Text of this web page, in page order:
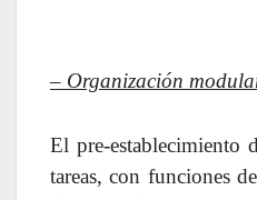
– Organización
El pre-establecimiento
tareas, con funciones